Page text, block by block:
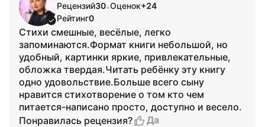
Рецензий30•Оценок+24
Рейтинг0
Стихи смешные, весёлые, легко
запоминаются.Формат книги небольшой, но
удобный, картинки яркие, привлекательные,
обложка твердая.Читать ребёнку эту книгу
одно удовольствие.Больше всего сыну
нравится стихотворение о том кто чем
питается-написано просто, доступно и весело.
Понравилась рецензия?
Да